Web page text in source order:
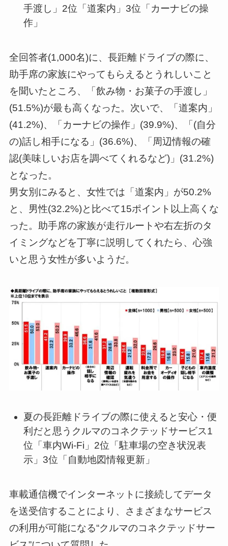
手渡し」2位「道案内」3位「カーナビの操
作」
全回答者(1,000名)に、長距離ドライブの際に、
助手席の家族にやってもらえるとうれしいこと
を聞いたところ、「飲み物・お菓子の手渡し」
(51.5%)が最も高くなった。次いで、「道案内」
(41.2%)、「カーナビの操作」(39.9%)、「(自分
の)話し相手になる」(36.6%)、「周辺情報の確
認(美味しいお店を調べてくれるなど)」(31.2%)
となった。
男女別にみると、女性では「道案内」が50.2%
と、男性(32.2%)と比べて15ポイント以上高くな
った。助手席の家族が走行ルートや右左折のタ
イミングなどを丁寧に説明してくれたら、心強
いと思う女性が多いようだ。
夏の長距離ドライブの際に使えると安心・便
利だと思うクルマのコネクテッドサービス1
位「車内Wi-Fi」2位「駐車場の空き状況表
示」3位「自動地図情報更新」
車載通信機でインターネットに接続してデータ
を送受信することにより、さまざまなサービス
の利用が可能になる“クルマのコネクテッドサー